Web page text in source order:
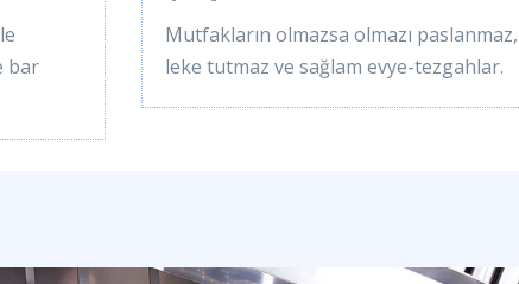
bar
Mutfakların olmazsa olmazı paslanmaz,
leke tutmaz ve sağlam evye-tezgahlar.